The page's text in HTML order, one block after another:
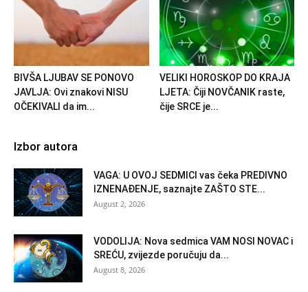
BIVŠA LJUBAV SE PONOVO
JAVLJA: Ovi znakovi NISU
OČEKIVALI da im...
VELIKI HOROSKOP DO KRAJA
LJETA: Čiji NOVČANIK raste,
čije SRCE je...
Izbor autora
VAGA: U OVOJ SEDMICI vas čeka PREDIVNO
IZNENAĐENJE, saznajte ZAŠTO STE...
August 2, 2026
VODOLIJA: Nova sedmica VAM NOSI NOVAC i
SREĆU, zvijezde poručuju da...
August 8, 2026